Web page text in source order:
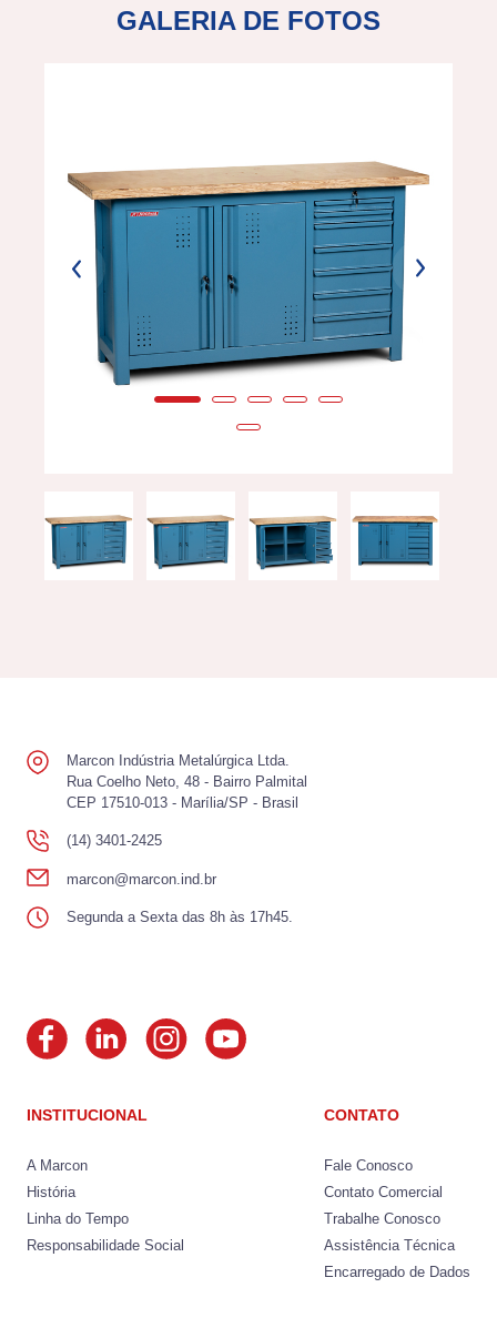
GALERIA DE FOTOS
Marcon Indústria Metalúrgica Ltda.
Rua Coelho Neto, 48 - Bairro Palmital
CEP 17510-013 - Marília/SP - Brasil
(14) 3401-2425
marcon@marcon.ind.br
Segunda a Sexta das 8h às 17h45.
INSTITUCIONAL
A Marcon
História
Linha do Tempo
Responsabilidade Social
CONTATO
Fale Conosco
Contato Comercial
Trabalhe Conosco
Assistência Técnica
Encarregado de Dados